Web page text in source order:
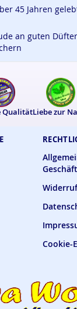
Cookie-
45 Jahren
an guten
QualitätLiebe zur